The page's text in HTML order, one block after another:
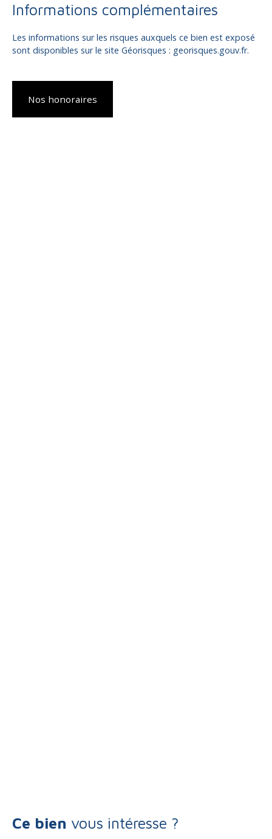
Informations complémentaires
Les informations sur les risques auxquels ce bien est exposé
sont disponibles sur le site Géorisques : georisques.gouv.fr.
Nos honoraires
Ce bien vous intéresse ?